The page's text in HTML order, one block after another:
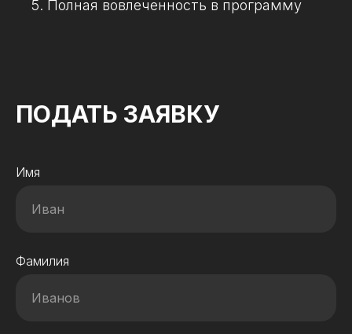
Полная вовлеченность в программу
ПОДАТЬ ЗАЯВКУ
Имя
Фамилия